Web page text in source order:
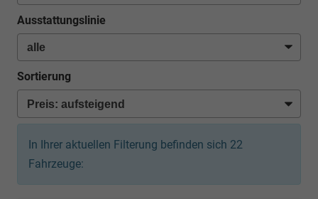
Ausstattungslinie
Sortierung
In Ihrer aktuellen Filterung befinden sich 22
Fahrzeuge: